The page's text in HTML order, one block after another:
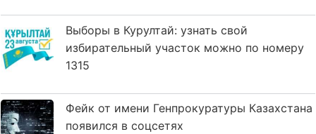
Выборы в Курултай: узнать свой
избирательный участок можно по номеру
1315
Фейк от имени Генпрокуратуры Казахстана
появился в соцсетях